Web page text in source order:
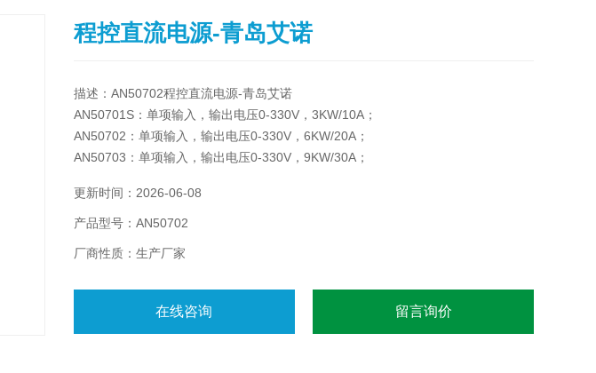
程控直流电源-青岛艾诺
描述：AN50702程控直流电源-青岛艾诺
AN50701S：单项输入，输出电压0-330V，3KW/10A；
AN50702：单项输入，输出电压0-330V，6KW/20A；
AN50703：单项输入，输出电压0-330V，9KW/30A；
<0.04%，时漂 <0.3%；
更新时间：2026-06-08
产品型号：AN50702
厂商性质：生产厂家
在线咨询 留言询价